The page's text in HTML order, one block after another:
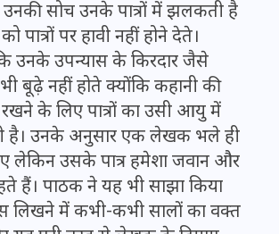
उनकी सोच उनके पात्रों में झलकती है
पर हावी नहीं होने देते।
उनके उपन्यास के किरदार जैसे
बूढ़े नहीं होते क्योंकि कहानी की
रखने के लिए पात्रों का उसी आयु में
है। उनके अनुसार एक लेखक भले ही
लेकिन उसके पात्र हमेशा जवान और
हैं। पाठक ने यह भी साझा किया
लिखने में कभी-कभी सालों का वक्त